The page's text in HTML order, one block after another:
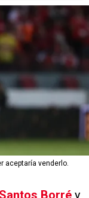
aceptaría venderlo.